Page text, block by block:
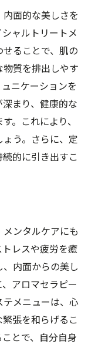
面的な美しさを
ャルトリートメ
ることで、肌の
質を排出しやす
ニケーションを
まり、健康的な
。これにより、
う。さらに、定
的に引き出すこ
ンタルケアにも
レスや疲労を癒
内面からの美し
アロマセラピー
テメニューは、心
張を和らげるこ
とで、自分自身